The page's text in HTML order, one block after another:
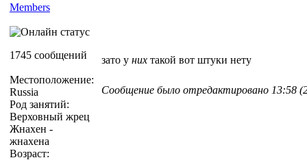
Members
1745 сообщений
Местоположение:
Russia
Род занятий:
Верховный жрец
Жнахен -
жнахена
Возраст:
зато у них такой вот штуки нету
Сообщение было отредактировано 13:58